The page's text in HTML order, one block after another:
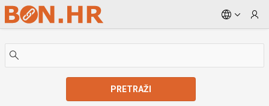
Skip to Main Content
PRETRAŽI